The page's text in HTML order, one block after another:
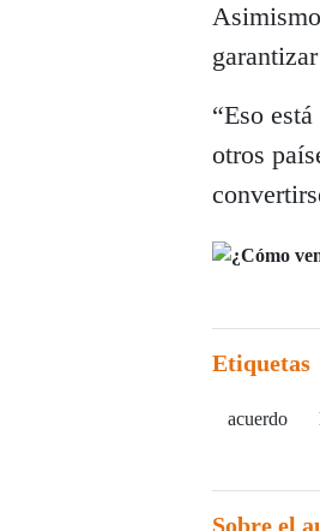
“Eso
otros
Etiquetas
acuerdo
Sobre el